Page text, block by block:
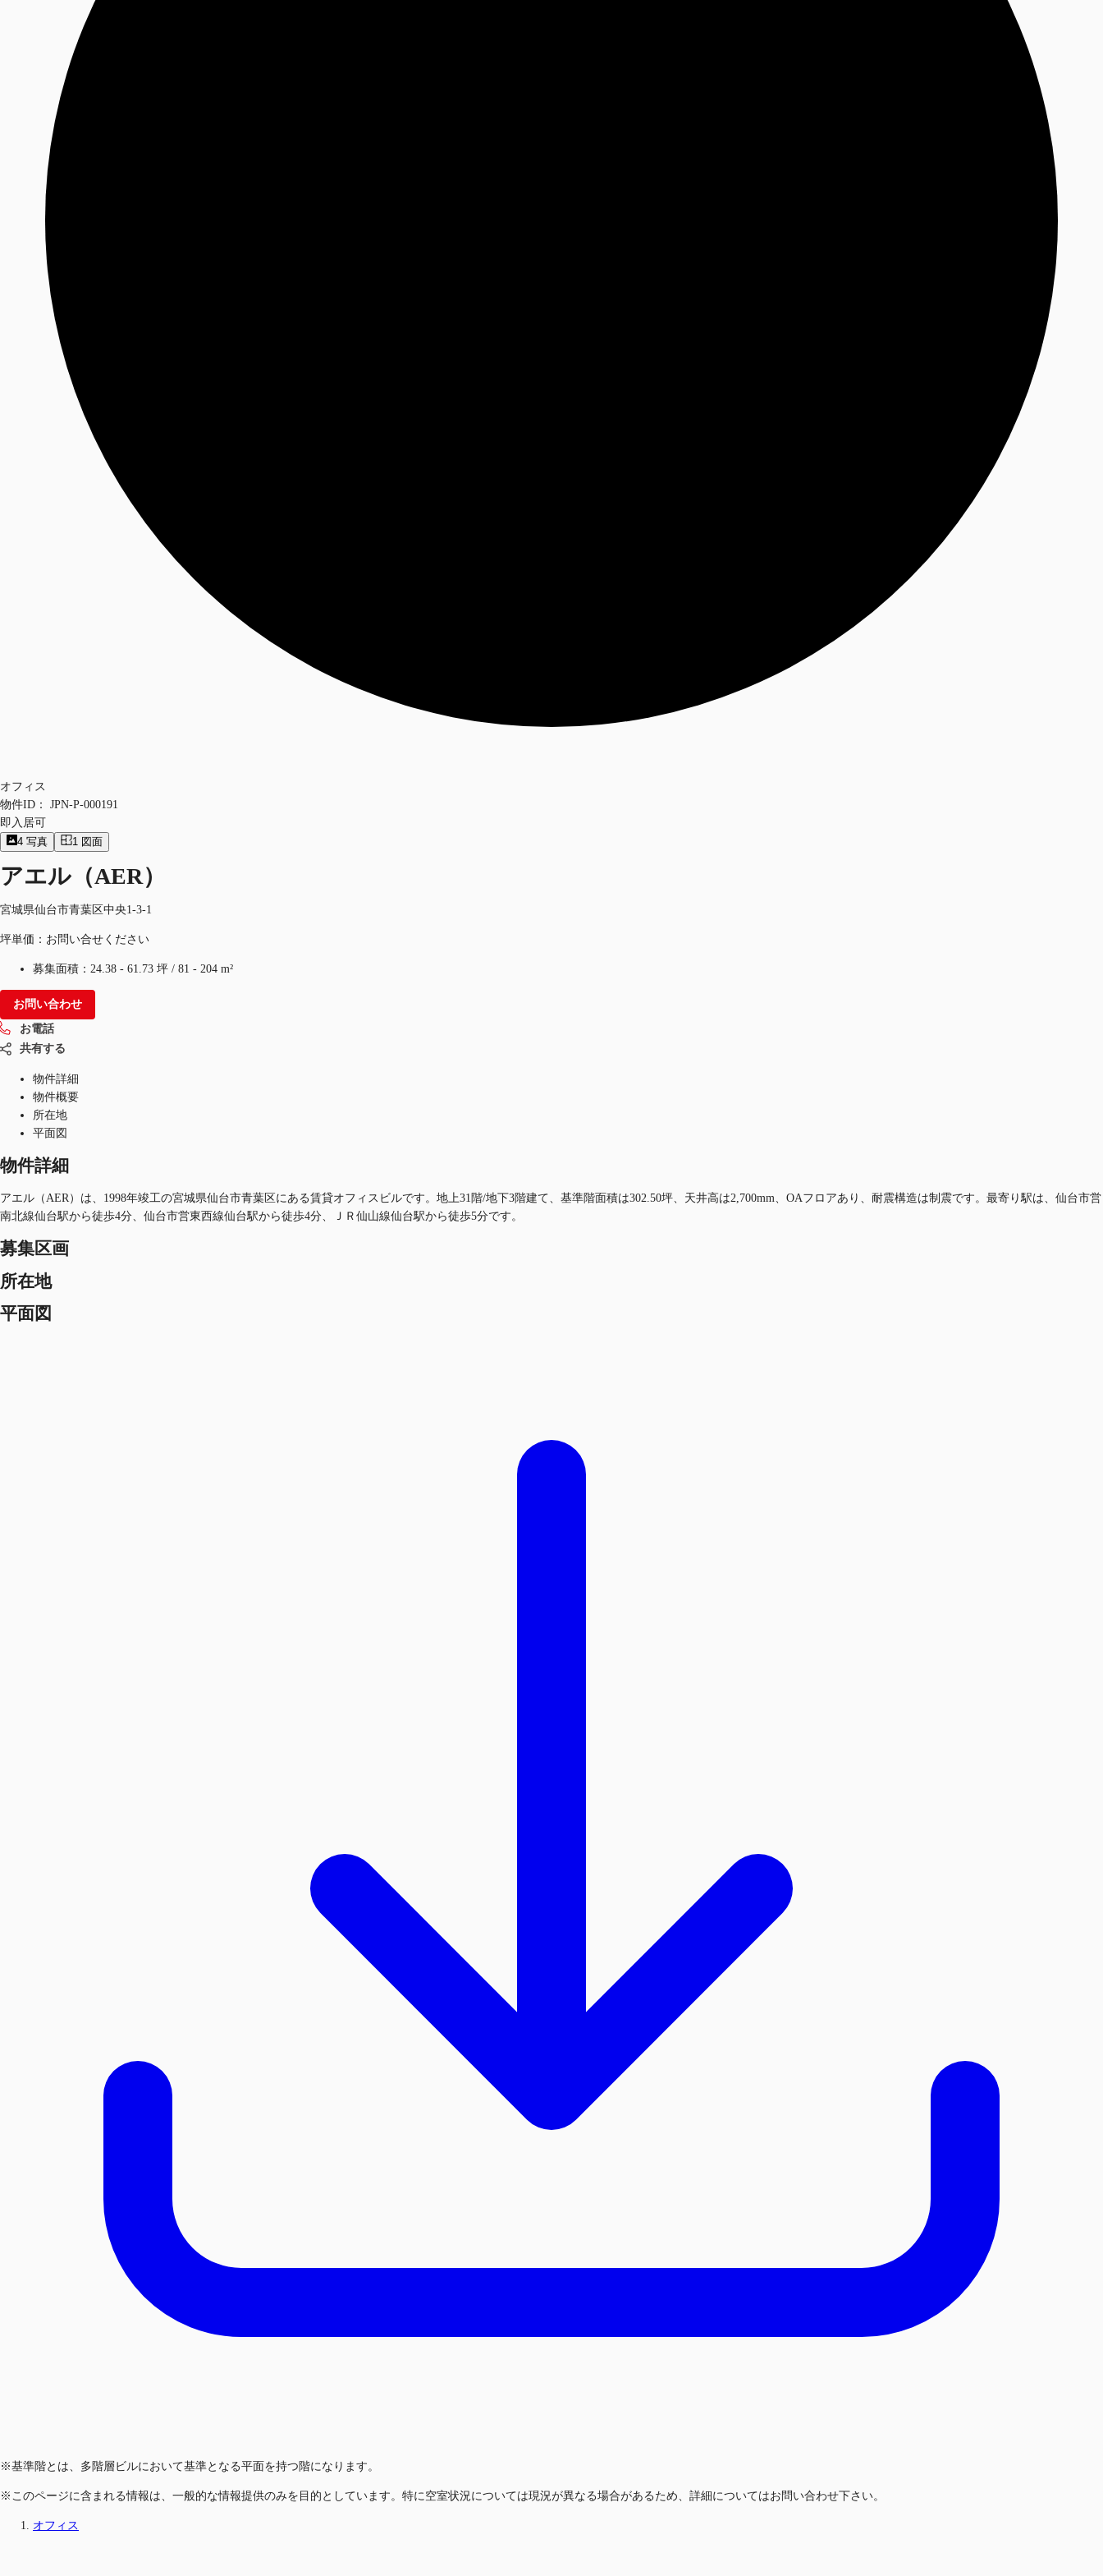
オフィス
物件ID：
JPN-P-000191
即入居可
4 写真 1 図面
アエル（AER）
宮城県仙台市青葉区中央1-3-1
坪単価：お問い合せください
募集面積： 24.38 - 61.73 坪 / 81 - 204 m²
お問い合わせ
お電話
共有する
物件詳細
物件概要
所在地
平面図
物件詳細
アエル（AER）は、1998年竣工の宮城県仙台市青葉区にある賃貸オフィスビルです。地上31階/地下3階建て、基準階面積は302.50坪、天井高は2,700mm、OAフロアあり、耐震構造は制震です。最寄り駅は、仙台市営
南北線仙台駅から徒歩4分、仙台市営東西線仙台駅から徒歩4分、ＪＲ仙山線仙台駅から徒歩5分です。
募集区画
所在地
平面図
※基準階とは、多階層ビルにおいて基準となる平面を持つ階になります。
※このページに含まれる情報は、一般的な情報提供のみを目的としています。特に空室状況については現況が異なる場合があるため、詳細についてはお問い合わせ下さい。
オフィス